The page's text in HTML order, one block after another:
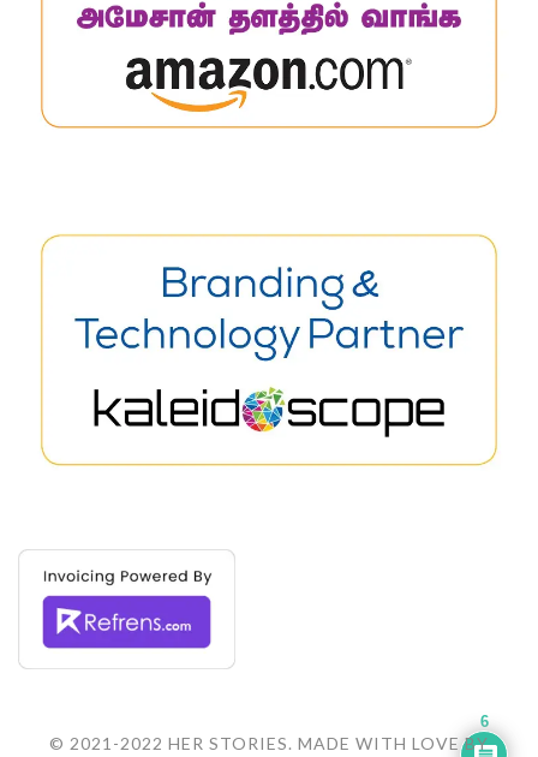
© 2021-2022 HER STORIES. MADE WITH LOVE BY
6